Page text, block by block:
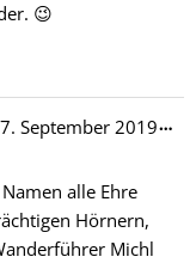
😉
September 2019
alle Ehre
Hörnern,
Michl
…